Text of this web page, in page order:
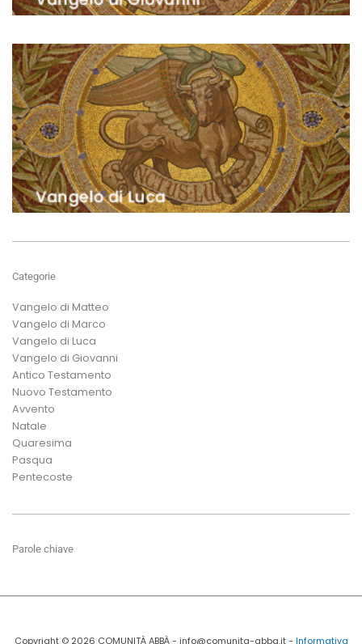
Categorie
Vangelo di Matteo
Vangelo di Marco
Vangelo di Luca
Vangelo di Giovanni
Antico Testamento
Nuovo Testamento
Avvento
Natale
Quaresima
Pasqua
Pentecoste
Parole chiave
Copyright © 2026 COMUNITÀ ABBÀ - info@comunita-abba.it - Informativa